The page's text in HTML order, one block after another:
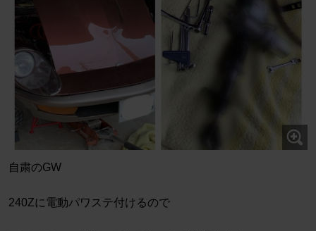
自粛のGW
240Zに電動パワステ付けるので